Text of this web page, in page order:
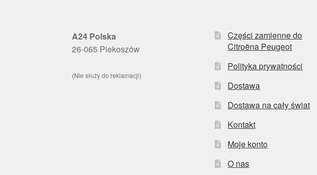
A24 Polska
26-065 Piekoszów
(Nie służy do reklamacji)
Części zamienne do
Citroëna Peugeot
Polityka prywatności
Dostawa
Dostawa na cały świat
Kontakt
Moje konto
O nas